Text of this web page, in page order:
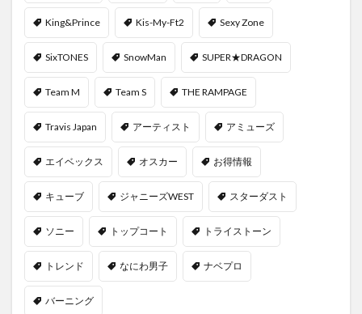
King&Prince Kis-My-Ft2 Sexy Zone
SixTONES SnowMan SUPER★DRAGON
Team M Team S THE RAMPAGE
Travis Japan アーティスト アミューズ
エイベックス オスカー お得情報
キューブ ジャニーズWEST スターダスト
ソニー トップコート トライストーン
トレンド なにわ男子 ナベプロ
バーニング